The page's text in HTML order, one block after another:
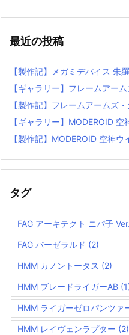
最近の投稿
【製作記】メガミデバイス 朱
【ギャラリー】フレームアー
【製作記】フレームアームズ
【ギャラリー】MODEROID 空
【製作記】MODEROID 空神ウ
タグ
FAG アーキテクト ニパ子 Ver.
FAG バーゼラルド (2)
HMM カノントータス (2)
HMM ブレードライガーAB
HMM ライガーゼロパンツァ
HMM レイヴェンラプター (2)